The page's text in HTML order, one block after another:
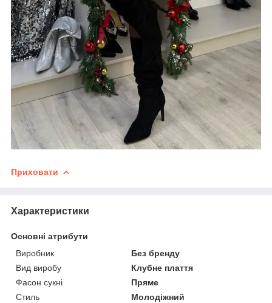
Приховати
Характеристики
Основні атрибути
Виробник
Без бренду
Вид виробу
Клубне плаття
Фасон сукні
Пряме
Стиль
Молодіжний